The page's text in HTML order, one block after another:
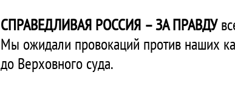
СПРАВЕДЛИВАЯ РОССИЯ – ЗА ПРАВДУ
Мы ожидали провокаций против наших
до Верховного суда.